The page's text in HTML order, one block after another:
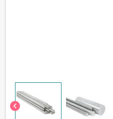
chevron_left